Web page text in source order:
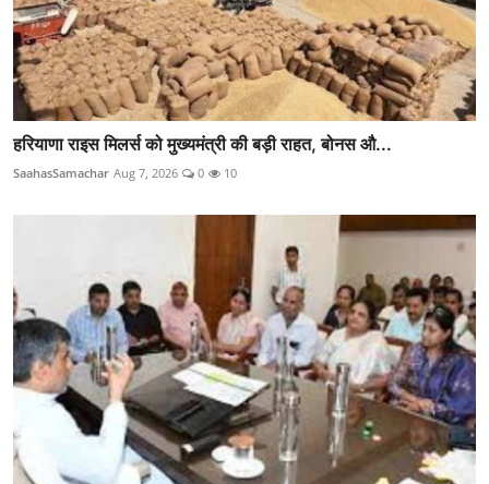
हरियाणा राइस मिलर्स को मुख्यमंत्री की बड़ी राहत, बोनस औ...
SaahasSamachar Aug 7, 2026 0 10